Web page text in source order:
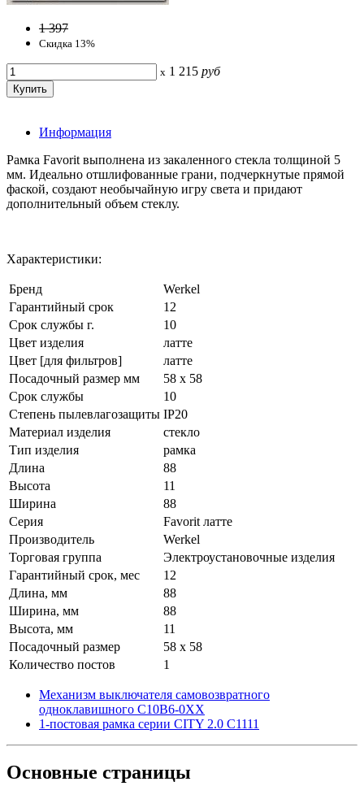
1 397
Скидка 13%
x 1 215 руб
Информация
Рамка Favorit выполнена из закаленного стекла толщиной 5
мм. Идеально отшлифованные грани, подчеркнутые прямой
фаской, создают необычайную игру света и придают
дополнительный объем стеклу.
Характеристики:
Бренд
Werkel
Гарантийный срок
12
Срок службы г.
10
Цвет изделия
латте
Цвет [для фильтров]
латте
Посадочный размер мм
58 х 58
Срок службы
10
Степень пылевлагозащиты IP20
Материал изделия
стекло
Тип изделия
рамка
Длина
88
Высота
11
Ширина
88
Серия
Favorit латте
Производитель
Werkel
Торговая группа
Электроустановочные изделия
Гарантийный срок, мес
12
Длина, мм
88
Ширина, мм
88
Высота, мм
11
Посадочный размер
58 х 58
Количество постов
1
Механизм выключателя самовозвратного
одноклавишного С10В6-0ХХ
1-постовая рамка серии CITY 2.0 С1111
Основные страницы